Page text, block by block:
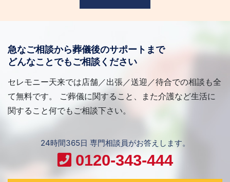
急なご相談から葬儀後のサポートまで
どんなことでもご相談ください
セレモニー天来では店舗／出張／送迎／待合での相談も全
て無料です。 ご葬儀に関すること、また介護など生活に
関すること何でもご相談下さい。
24時間365日 専門相談員がお答えします。
0120-343-444